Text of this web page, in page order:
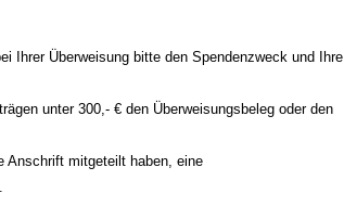
Ihrer Überweisung bitte den Spendenzweck und Ihre
unter 300,- € den Überweisungsbeleg oder den
Anschrift mitgeteilt haben, eine